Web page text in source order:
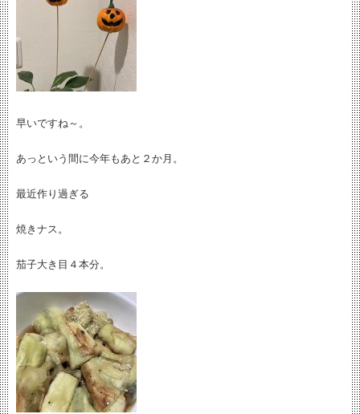
早いですね～。
あっという間に今年もあと２か月。
最近作り過ぎる
焼きナス。
茄子大き目４本分。